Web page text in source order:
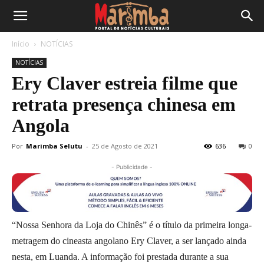
Início NOTÍCIAS
NOTÍCIAS
Ery Claver estreia filme que
retrata presença chinesa em
Angola
Por Marimba Selutu - 25 de Agosto de 2021 0
636
- Publicidade -
“Nossa Senhora da Loja do Chinês” é o título da primeira longa-
metragem do cineasta angolano Ery Claver, a ser lançado ainda
nesta, em Luanda. A informação foi prestada durante a sua